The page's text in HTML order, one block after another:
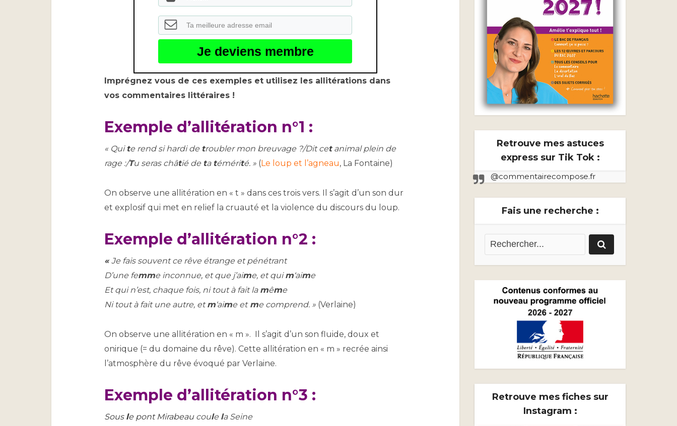
Je deviens membre
Imprégnez vous de ces exemples et utilisez les allitérations dans
vos commentaires littéraires !
Exemple d’allitération n°1 :
« Qui te rend si hardi de troubler mon breuvage ?/Dit cetanimal plein de
rage :/Tu seras châtié de ta témérité. » (Le loup et l’agneau, La Fontaine)
On observe une allitération en « t » dans ces trois vers. Il s’agit d’un son dur
et explosif qui met en relief la cruauté et la violence du discours du loup.
Exemple d’allitération n°2 :
«Je fais souvent ce rêve étrange et pénétrant
D’une femme inconnue, et que j’aime, et quim‘aime
Et qui n’est, chaque fois, ni tout à fait la même
Ni tout à fait une autre, etm‘aime etme comprend. » (Verlaine)
On observe une allitération en « m ». Il s’agit d’un son fluide, doux et
onirique (= du domaine du rêve). Cette allitération en « m » recrée ainsi
l’atmosphère du rêve évoqué par Verlaine.
Exemple d’allitération n°3 :
Sous le pont Mirabeau coule la Seine
Retrouve mes astuces
express sur Tik Tok :
@commentairecompose.fr
Fais une recherche :
Retrouve mes fiches sur
Instagram :